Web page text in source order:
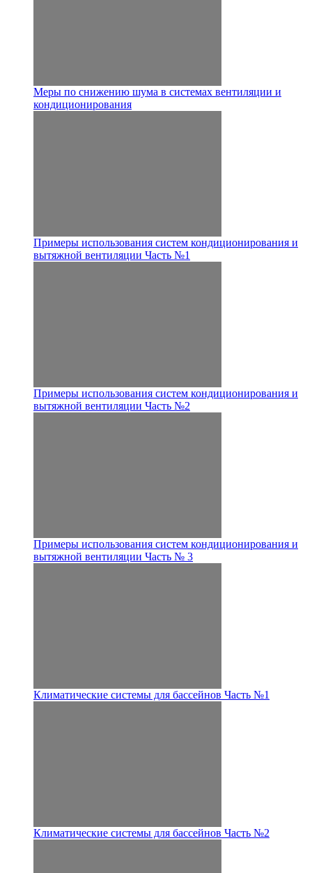
Меры по снижению шума в системах вентиляции и
кондиционирования
Примеры использования систем кондиционирования и
вытяжной вентиляции Часть №1
Примеры использования систем кондиционирования и
вытяжной вентиляции Часть №2
Примеры использования систем кондиционирования и
вытяжной вентиляции Часть № 3
Климатические системы для бассейнов Часть №1
Климатические системы для бассейнов Часть №2